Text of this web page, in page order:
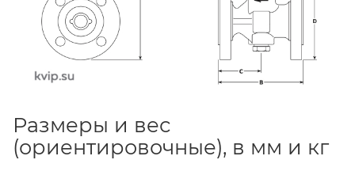
Размеры и вес
(ориентировочные), в мм и кг